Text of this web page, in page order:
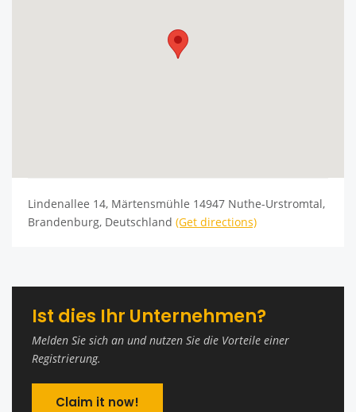
Lindenallee 14, Märtensmühle 14947 Nuthe-Urstromtal,
Brandenburg, Deutschland (Get directions)
Ist dies Ihr Unternehmen?
Melden Sie sich an und nutzen Sie die Vorteile einer
Registrierung.
Claim it now!